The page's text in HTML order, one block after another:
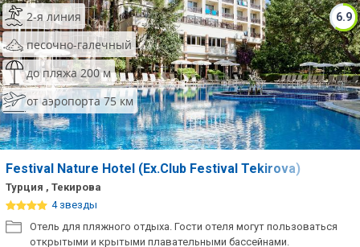
6.9
2-я линия
песочно-галечный
до пляжа 200 м
от аэропорта 75 км
Festival Nature Hotel (Ex.Club Festival Tekirova)
Турция , Текирова
4 звезды
Отель для пляжного отдыха. Гости отеля могут пользоваться
открытыми и крытыми плавательными бассейнами.